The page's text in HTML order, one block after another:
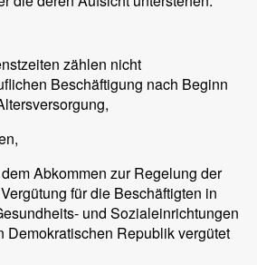
zählen nicht
Beschäftigung nach Beginn
Abkommen zur Regelung der
für die Beschäftigten in
und Sozialeinrichtungen
Demokratischen Republik vergütet